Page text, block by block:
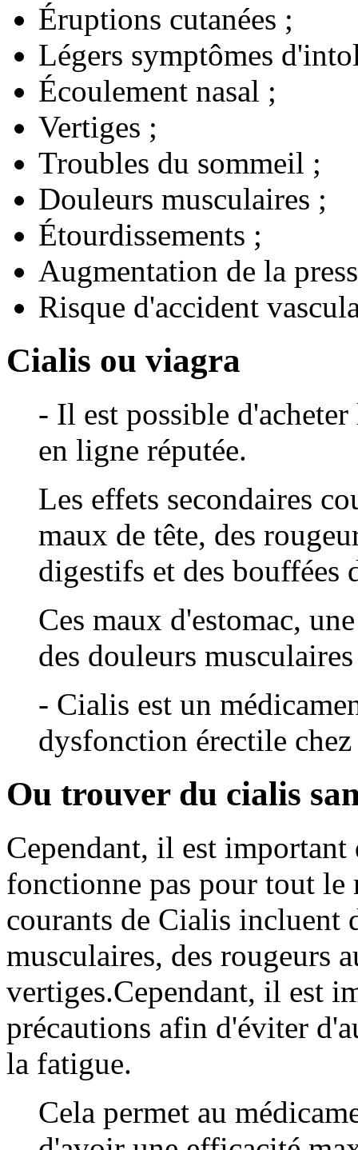
Éruptions cutanées ;
Légers symptômes
Écoulement nasal ;
Vertiges ;
Troubles du sommeil ;
Douleurs musculaires ;
Étourdissements ;
Augmentation de la
Risque d'accident
Cialis ou viagra
- Il est possible
en ligne réputée.
Les effets secondaires
maux de tête, des
digestifs et des bouffées
Ces maux d'estomac,
des douleurs
- Cialis est un
dysfonction érectile
Ou trouver du cialis
Cependant, il est
fonctionne pas pour tout le
courants de Cialis incluent
musculaires, des rougeurs
vertiges.Cependant, il est
précautions afin d'éviter
la fatigue.
Cela permet au